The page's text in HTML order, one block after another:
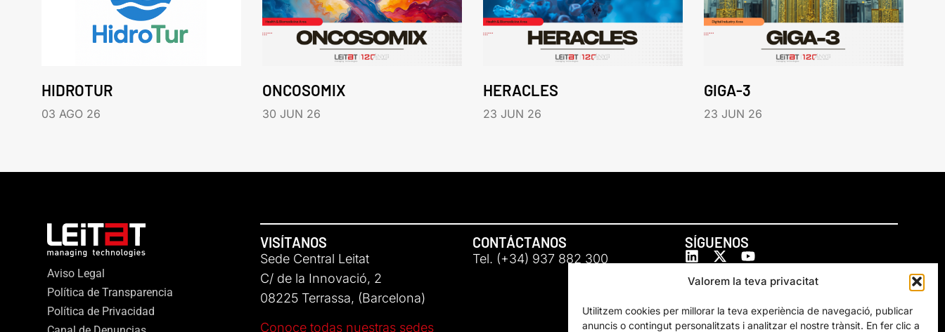
Valorem la teva privacitat
Utilitzem cookies per millorar la teva experiència de navegació, publicar
anuncis o contingut personalitzats i analitzar el nostre trànsit. En fer clic a
HIDROTUR
03 AGO 26
ONCOSOMIX
30 JUN 26
HERACLES
23 JUN 26
GIGA-3
23 JUN 26
Aviso Legal
Política de Transparencia
Política de Privacidad
VISÍTANOS
Sede Central Leitat
C/ de la Innovació, 2
08225 Terrassa, (Barcelona)
Conoce todas nuestras sedes
CONTÁCTANOS
Tel. (+34) 937 882 300
SÍGUENOS